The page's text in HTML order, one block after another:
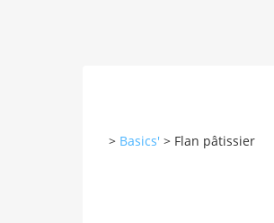
> Basics' > Flan pâtissier